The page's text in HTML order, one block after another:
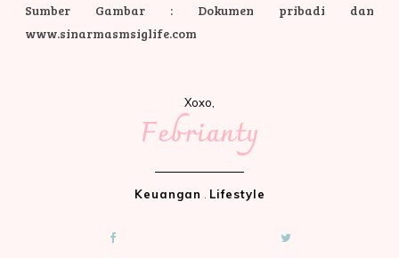
Sumber Gambar : Dokumen pribadi dan
www.sinarmasmsiglife.com
Xoxo,
Febrianty
Keuangan Lifestyle